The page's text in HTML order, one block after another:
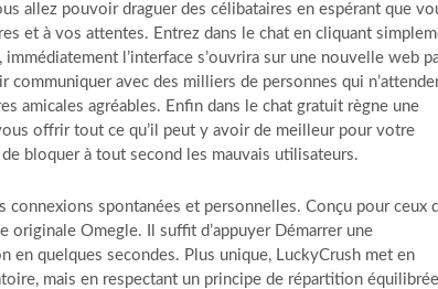
allez pouvoir draguer des célibataires en espérant que
et à vos attentes. Entrez dans le chat en cliquant
l’interface s’ouvrira sur une nouvelle web
avec des milliers de personnes qui
amicales agréables. Enfin dans le chat gratuit règne une
offrir tout ce qu’il peut y avoir de meilleur pour votre
bloquer à tout second les mauvais utilisateurs.
spontanées et personnelles. Conçu pour ceux
originale Omegle. Il suffit d’appuyer Démarrer une
quelques secondes. Plus unique, LuckyCrush met en
mais en respectant un principe de répartition